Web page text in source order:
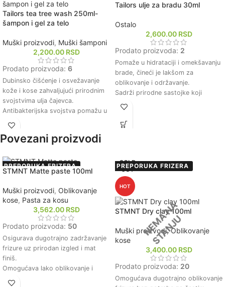
Tailors tea tree wash 250ml-
šampon i gel za telo
Muški proizvodi, Muški šamponi
2,200.00 RSD
Prodato proizvoda: 6
Dubinsko čišćenje i osvežavanje
kože i kose zahvaljujući prirodnim
svojstvima ulja čajevca.
Antibakterijska svojstva pomažu u
smanjenju iritacija i sprečavanju
pojave akni i peruti.
Formulacija bez parabena i sulfata
upotrebu na svim tipovima kože i
kose.
održavanju prirodne vlažnosti kože
i kose, ostavljajući ih mekim i
Univerzalna upotreba kao šampon i
gel za tuširanje čini ga praktičnim
rešenjem za svakodnevnu higijenu.
Tailors ulje za bradu 30ml
Ostalo
2,600.00 RSD
Prodato proizvoda: 2
Pomaže u hidrataciji i omekšavanju
brade, čineći je lakšom za
oblikovanje i održavanje.
Sadrži prirodne sastojke koji
neguju kožu ispod brade,
Prijatnog je mirisa koji ostavlja
Brzo se upija, ne ostavljajući masne
tragove, što omogućava
svakodnevnu upotrebu bez
neprijatnosti.
Povezani proizvodi
PREPORUKA FRIZERA
STMNT Matte paste 100ml
Muški proizvodi, Oblikovanje
kose, Pasta za kosu
3,562.00 RSD
Prodato proizvoda: 50
Osigurava dugotrajno zadržavanje
frizure uz prirodan izgled i mat
finiš.
Omogućava lako oblikovanje i
preoblikovanje kose tokom dana
SOLD
OUT
HOT
PREPORUKA FRIZERA
STMNT Dry clay 100ml
Muški proizvodi, Oblikovanje
kose
3,400.00 RSD
Prodato proizvoda: 20
Omogućava dugotrajno oblikovanje